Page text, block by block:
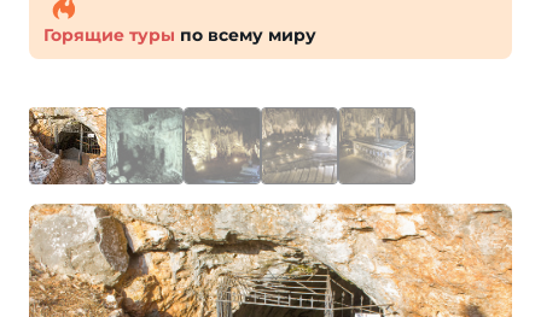
Горящие туры по всему миру